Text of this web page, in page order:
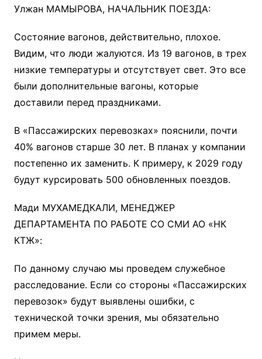
Улжан МАМЫРОВА, НАЧАЛЬНИК ПОЕЗДА:
Состояние вагонов, действительно, плохое.
Видим, что люди жалуются. Из 19 вагонов, в трех
низкие температуры и отсутствует свет. Это все
были дополнительные вагоны, которые
доставили перед праздниками.
В «Пассажирских перевозках» пояснили, почти
40% вагонов старше 30 лет. В планах у компании
постепенно их заменить. К примеру, к 2029 году
будут курсировать 500 обновленных поездов.
Мади МУХАМЕДКАЛИ, МЕНЕДЖЕР
ДЕПАРТАМЕНТА ПО РАБОТЕ СО СМИ АО «НК
КТЖ»:
По данному случаю мы проведем служебное
расследование. Если со стороны «Пассажирских
перевозок» будут выявлены ошибки, с
технической точки зрения, мы обязательно
примем меры.